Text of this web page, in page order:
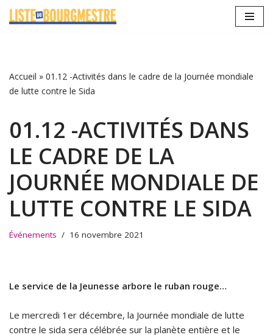
Accueil » 01.12 -Activités dans le cadre de la Journée mondiale
de lutte contre le Sida
01.12 -ACTIVITÉS DANS
LE CADRE DE LA
JOURNÉE MONDIALE DE
LUTTE CONTRE LE SIDA
Événements 16 novembre 2021
Le service de la Jeunesse arbore le ruban rouge…
Le mercredi 1er décembre, la Journée mondiale de lutte
contre le sida sera célébrée sur la planète entière et le